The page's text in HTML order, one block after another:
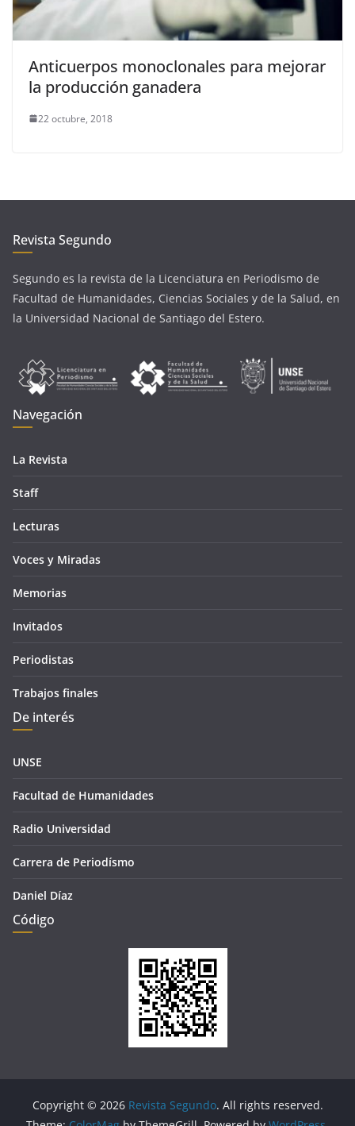
Anticuerpos monoclonales para mejorar
la producción ganadera
22 octubre, 2018
Revista Segundo
Segundo es la revista de la Licenciatura en Periodismo de
Facultad de Humanidades, Ciencias Sociales y de la Salud, en
la Universidad Nacional de Santiago del Estero.
Navegación
La Revista
Staff
Lecturas
Voces y Miradas
Memorias
Invitados
Periodistas
Trabajos finales
De interés
UNSE
Facultad de Humanidades
Radio Universidad
Carrera de Periodísmo
Daniel Díaz
Código
Copyright © 2026 Revista Segundo. All rights reserved.